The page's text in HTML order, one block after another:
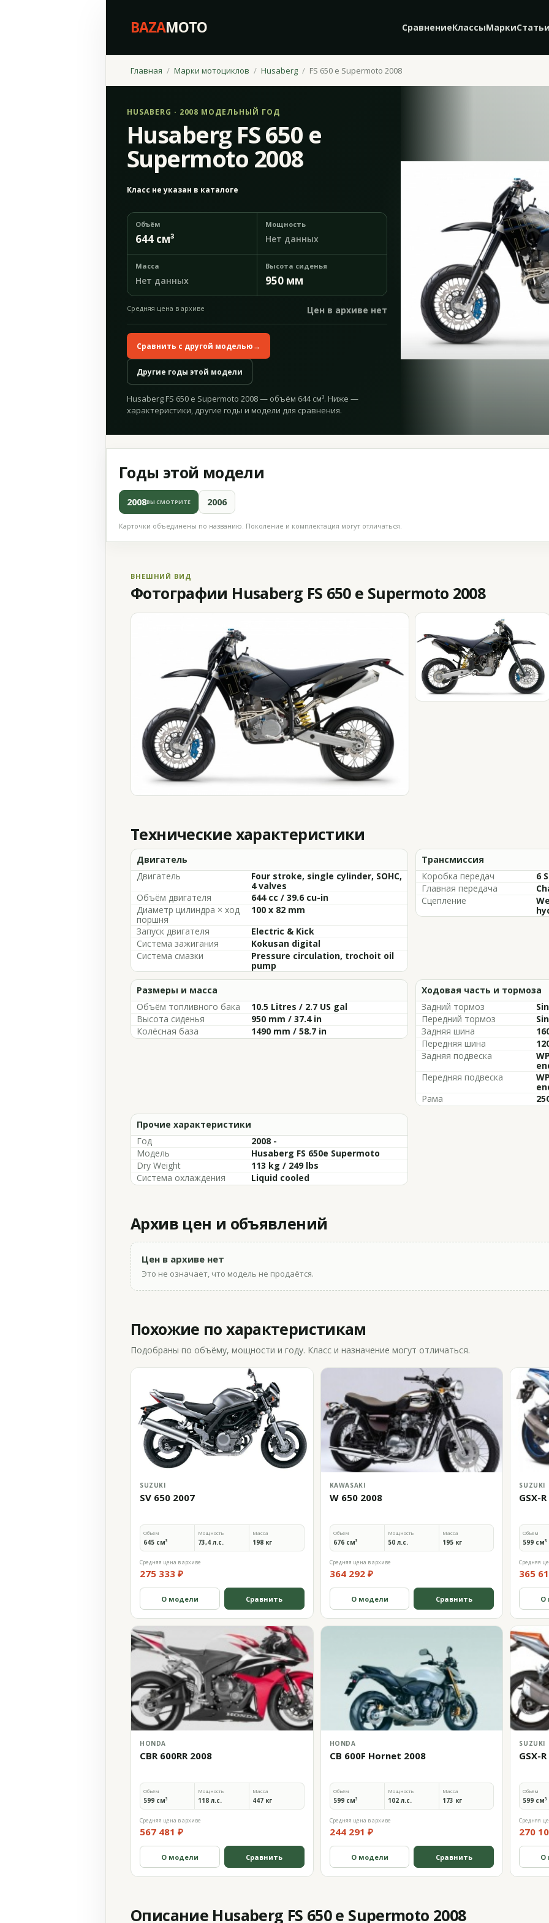
BAZAMOTO СравнениеКлассыМаркиСтатьи
Главная Марки мотоциклов Husaberg FS 650 e Supermoto 2008
HUSABERG · 2008 МОДЕЛЬНЫЙ ГОД
Husaberg FS 650 e
Supermoto 2008
Класс не указан в каталоге
Объём
644 см³
Мощность
Нет данных
Масса
Нет данных
Высота сиденья
950 мм
Средняя цена в архиве Цен в архиве нет
Сравнить с другой моделью→
Другие годы этой модели
Husaberg FS 650 e Supermoto 2008 — объём 644 см³. Ниже —
характеристики, другие годы и модели для сравнения.
Годы этой модели
2008ВЫ СМОТРИТЕ 2006
Карточки объединены по названию. Поколение и комплектация могут отличаться.
ВНЕШНИЙ ВИД
Фотографии Husaberg FS 650 e Supermoto 2008
Технические характеристики
Двигатель
Двигатель
Four stroke, single cylinder, SOHC,
4 valves
Объём двигателя
644 cc / 39.6 cu-in
Диаметр цилиндра × ход
поршня
100 x 82 mm
Запуск двигателя
Electric & Kick
Система зажигания
Kokusan digital
Система смазки
Pressure circulation, trochoit oil
pump
Трансмиссия
Коробка передач
6
Главная передача
Сцепление
Размеры и масса
Объём топливного бака
10.5 Litres / 2.7 US gal
Высота сиденья
950 mm / 37.4 in
Колёсная база
1490 mm / 58.7 in
Ходовая часть и тормоза
Задний тормоз
Передний тормоз
Задняя шина
Передняя шина
Задняя подвеска
Передняя подвеска
Рама
Прочие характеристики
Год
2008 -
Модель
Husaberg FS 650e Supermoto
Dry Weight
113 kg / 249 lbs
Система охлаждения
Liquid cooled
Архив цен и объявлений
Цен в архиве нет
Это не означает, что модель не продаётся.
Похожие по характеристикам
Подобраны по объёму, мощности и году. Класс и назначение могут отличаться.
SUZUKI
SV 650 2007
Объём
645 см³
Мощность
73,4 л.с.
Масса
198 кг
Средняя цена в архиве
275 333 ₽
О модели Сравнить
KAWASAKI
W 650 2008
Объём
676 см³
Мощность
50 л.с.
Масса
195 кг
Средняя цена в архиве
364 292 ₽
О модели Сравнить
SUZUKI
GSX-
Объём
599 см³
Средняя
365
О
HONDA
CBR 600RR 2008
Объём
599 см³
Мощность
118 л.с.
Масса
447 кг
Средняя цена в архиве
567 481 ₽
О модели Сравнить
HONDA
CB 600F Hornet 2008
Объём
599 см³
Мощность
102 л.с.
Масса
173 кг
Средняя цена в архиве
244 291 ₽
О модели Сравнить
SUZUKI
GSX-
Объём
599 см³
Средняя
270
О
Описание Husaberg FS 650 e Supermoto 2008